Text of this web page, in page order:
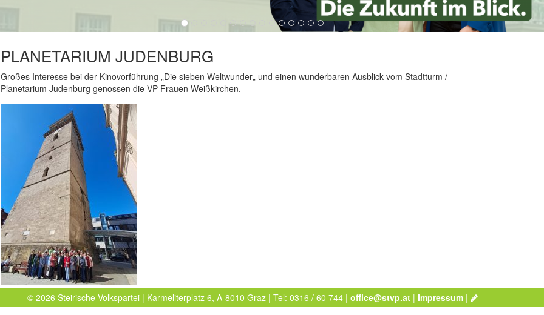
PLANETARIUM JUDENBURG
Großes Interesse bei der Kinovorführung „Die sieben Weltwunder„ und einen wunderbaren Ausblick vom Stadtturm /
Planetarium Judenburg genossen die VP Frauen Weißkirchen.
© 2026 Steirische Volkspartei | Karmeliterplatz 6, A-8010 Graz | Tel: 0316 / 60 744 |office@stvp.at |Impressum |